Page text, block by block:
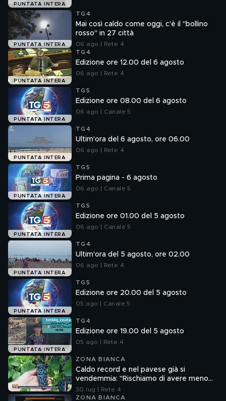
PUNTATA INTERA
PUNTATA INTERA
TG4
Mai così caldo come oggi, c'è il "bollino
rosso" in 27 città
06 ago | Rete 4
PUNTATA INTERA
TG4
Edizione ore 12.00 del 6 agosto
06 ago | Rete 4
PUNTATA INTERA
TG5
Edizione ore 08.00 del 6 agosto
06 ago | Canale 5
PUNTATA INTERA
TG4
Ultim'ora del 6 agosto, ore 06.00
06 ago | Rete 4
PUNTATA INTERA
TG5
Prima pagina - 6 agosto
06 ago | Canale 5
PUNTATA INTERA
TG5
Edizione ore 01.00 del 5 agosto
06 ago | Canale 5
PUNTATA INTERA
TG4
Ultim'ora del 5 agosto, ore 02.00
06 ago | Rete 4
PUNTATA INTERA
TG5
Edizione ore 20.00 del 5 agosto
05 ago | Canale 5
PUNTATA INTERA
TG4
Edizione ore 19.00 del 5 agosto
05 ago | Rete 4
ZONA BIANCA
Caldo record e nel pavese già si
vendemmia: "Rischiamo di avere meno
vino"
30 lug | Rete 4
ZONA BIANCA